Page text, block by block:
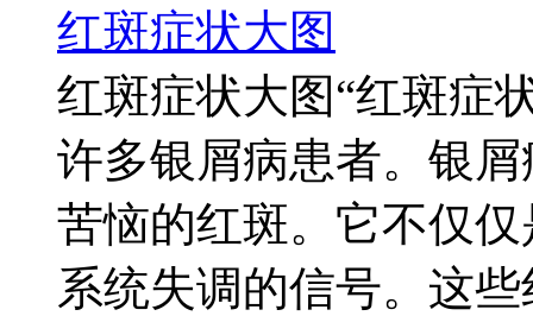
红斑症状大图
红斑症状大图“红斑症
许多银屑病患者。银
苦恼的红斑。它不仅
系统失调的信号。这